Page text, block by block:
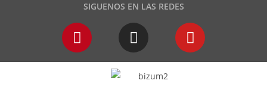
SIGUENOS EN LAS REDES